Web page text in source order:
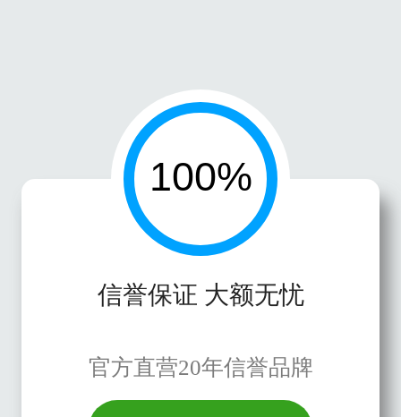
信誉保证 大额无忧
官方直营20年信誉品牌